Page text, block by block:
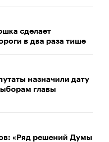
сделает
в два раза тише
назначили дату
главы
«Ряд решений Думы